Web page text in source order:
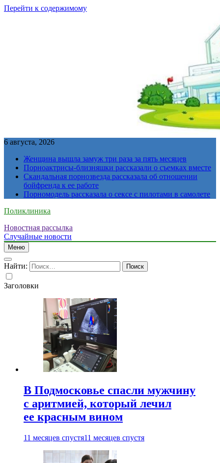
Перейти к содержимому
6 августа, 2026
Женщина вышла замуж три раза за пять месяцев
Порноактрисы-близняшки рассказали о съемках вместе
Скандальная порнозвезда рассказала об отношении
бойфренда к ее работе
Порномодель рассказала о сексе с пилотами в самолете
Поликлиника
Новостная рассылка
Случайные новости
Меню
Найти:
Заголовки
В Подмосковье спасли мужчину
с аритмией, который лечил
ее красным вином
11 месяцев спустя11 месяцев спустя